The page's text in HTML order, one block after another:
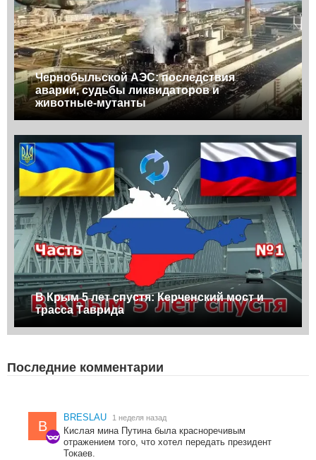
Чернобыльской АЭС: последствия
аварии, судьбы ликвидаторов и
животные-мутанты
В Крым 5 лет спустя: Керченский мост и
трасса Таврида
Последние комментарии
B
BRESLAU 1 неделя назад
Кислая мина Путина была красноречивым
отражением того, что хотел передать президент
Токаев.